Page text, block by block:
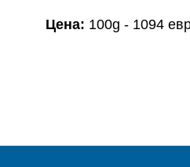
Цена: 100g - 1094